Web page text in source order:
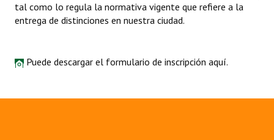
NORMATIVA
Resoluciones
tal como lo regula la normativa vigente que refiere a la
entrega de distinciones en nuestra ciudad.
Puede descargar el formulario de inscripción aquí.